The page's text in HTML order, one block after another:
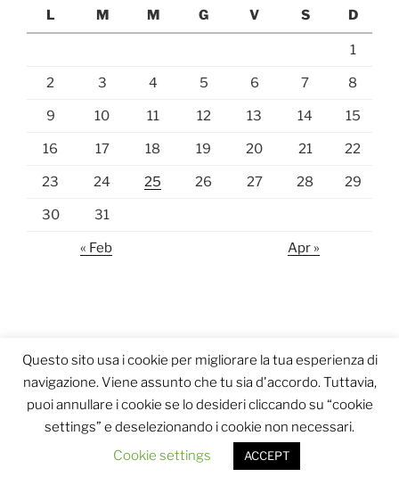
L
M M G V S D
1
2 3 4 5 6 7 8
9 10 11 12 13 14 15
16 17 18 19 20 21 22
23 24 25 26 27 28 29
30 31
« Feb Apr »
Questo sito usa i cookie per migliorare la tua esperienza di
navigazione. Viene assunto che tu sia d'accordo. Tuttavia,
puoi annullare i cookie se lo desideri cliccando su “cookie
settings” e deselezionando i cookie non necessari.
Cookie settings
ACCEPT